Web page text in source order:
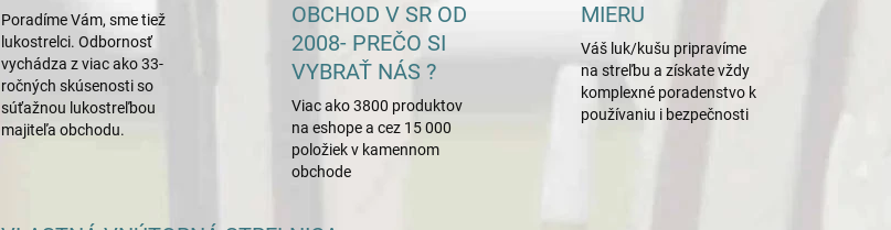
Poradíme Vám, sme tiež
lukostrelci. Odbornosť
vychádza z viac ako 33-
ročných skúsenosti so
súťažnou lukostreľbou
majiteľa obchodu.
OBCHOD V SR OD
2008- PREČO SI
VYBRAŤ NÁS ?
Viac ako 3800 produktov
na eshope a cez 15 000
položiek v kamennom
obchode
MIERU
Váš luk/kušu pripravíme
na streľbu a získate vždy
komplexné poradenstvo k
používaniu i bezpečnosti